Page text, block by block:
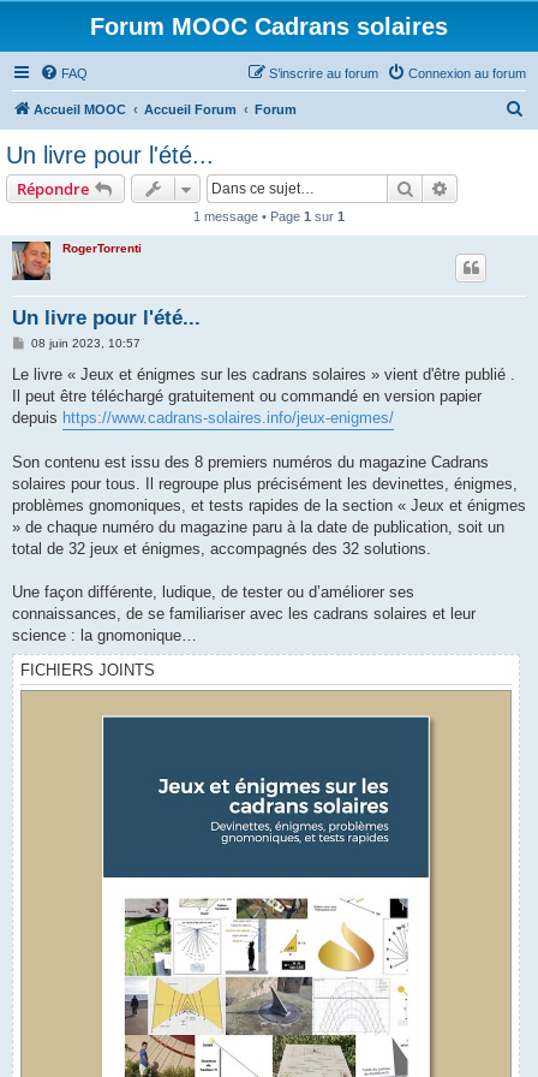
Forum MOOC Cadrans solaires
FAQ Connexion au forum
S’inscrire au forum
Accueil MOOC Accueil Forum Forum
Un livre pour l'été...
Répondre Rechercher
1 message • Page 1 sur 1
RogerTorrenti
Un livre pour l'été...
M
s
a
g
e
08 juin 2023, 10:57
Le livre « Jeux et énigmes sur les cadrans solaires » vient d'être publié .
Il peut être téléchargé gratuitement ou commandé en version papier
depuis https://www.cadrans-solaires.info/jeux-enigmes/
Son contenu est issu des 8 premiers numéros du magazine Cadrans
solaires pour tous. Il regroupe plus précisément les devinettes, énigmes,
problèmes gnomoniques, et tests rapides de la section « Jeux et énigmes
» de chaque numéro du magazine paru à la date de publication, soit un
total de 32 jeux et énigmes, accompagnés des 32 solutions.
Une façon différente, ludique, de tester ou d’améliorer ses
connaissances, de se familiariser avec les cadrans solaires et leur
science : la gnomonique…
FICHIERS JOINTS